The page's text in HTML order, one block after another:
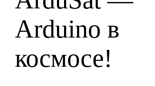
Arduino в
космосе!